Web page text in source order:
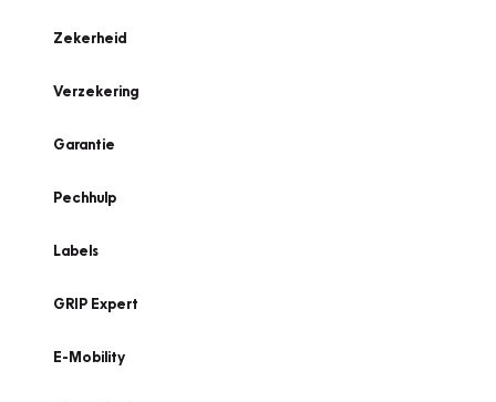
Zekerheid
Verzekering
Garantie
Pechhulp
Labels
GRIP Expert
E-Mobility